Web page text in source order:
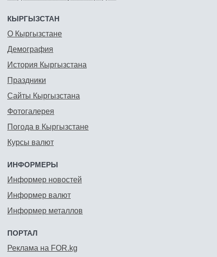
КЫРГЫЗСТАН
О Кыргызстане
Демография
История Кыргызстана
Праздники
Сайты Кыргызстана
Фотогалерея
Погода в Кыргызстане
Курсы валют
ИНФОРМЕРЫ
Информер новостей
Информер валют
Информер металлов
ПОРТАЛ
Реклама на FOR.kg